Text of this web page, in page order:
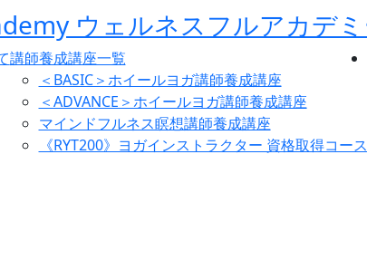
講師養成講座一覧
＜BASIC＞ホイールヨガ講師養成講座
＜ADVANCE＞ホイールヨガ講師養成講座
マインドフルネス瞑想講師養成講座
《RYT200》ヨガインストラクター 資格取得コース